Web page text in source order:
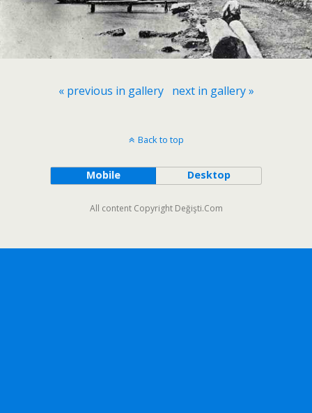
« previous in gallery next in gallery »
Back to top
Mobile Desktop
All content Copyright Değişti.Com